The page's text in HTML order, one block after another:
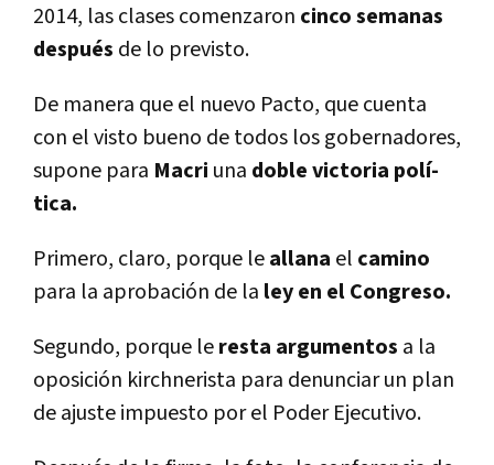
2014, las clases comenzaron cinco semanas
después de lo previsto.
De manera que el nuevo Pacto, que cuenta
con el visto bueno de todos los gobernadores,
supone para Macri una doble victoria polí­
tica.
Primero, claro, porque leallana el camino
para la aprobación de la ley en el Congreso.
Segundo, porque leresta argumentos a la
oposición kirchnerista para denunciar un plan
de ajuste impuesto por el Poder Ejecutivo.